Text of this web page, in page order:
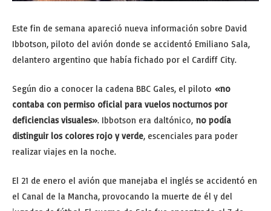
Este fin de semana apareció nueva información sobre David
Ibbotson, piloto del avión donde se accidentó Emiliano Sala,
delantero argentino que había fichado por el Cardiff City.
Según dio a conocer la cadena BBC Gales, el piloto «no
contaba con permiso oficial para vuelos nocturnos por
deficiencias visuales». Ibbotson era daltónico, no podía
distinguir los colores rojo y verde, escenciales para poder
realizar viajes en la noche.
El 21 de enero el avión que manejaba el inglés se accidentó en
el Canal de la Mancha, provocando la muerte de él y del